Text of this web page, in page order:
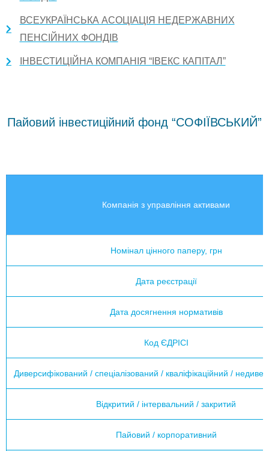
ВСЕУКРАЇНСЬКА АСОЦІАЦІЯ НЕДЕРЖАВНИХ
ПЕНСІЙНИХ ФОНДІВ
ІНВЕСТИЦІЙНА КОМПАНІЯ “ІВЕКС КАПІТАЛ”
Пайовий інвестиційний фонд “СОФІЇВСЬКИЙ”
Компанія з управління активами
Номінал цінного паперу, грн
Дата реєстрації
Дата досягнення нормативів
Код ЄДРІСІ
Диверсифікований / спеціалізований / кваліфікаційний /
Відкритий / інтервальний / закритий
Пайовий / корпоративний